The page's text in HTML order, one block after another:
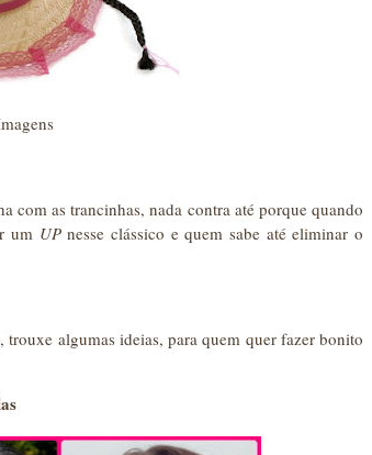
com as trancinhas, nada contra até porque quando
um UPnesse clássico e quem sabe até eliminar o
algumas ideias, para quem quer fazer bonito